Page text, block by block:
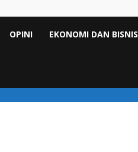
OPINI EKONOMI DAN BISNIS